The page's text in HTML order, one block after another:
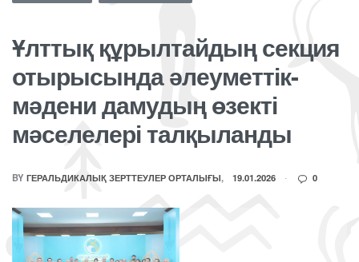
Ұлттық құрылтайдың секция
отырысында әлеуметтік-
мәдени дамудың өзекті
мәселелері талқыланды
BY ГЕРАЛЬДИКАЛЫҚ ЗЕРТТЕУЛЕР ОРТАЛЫҒЫ 19.01.2026 0